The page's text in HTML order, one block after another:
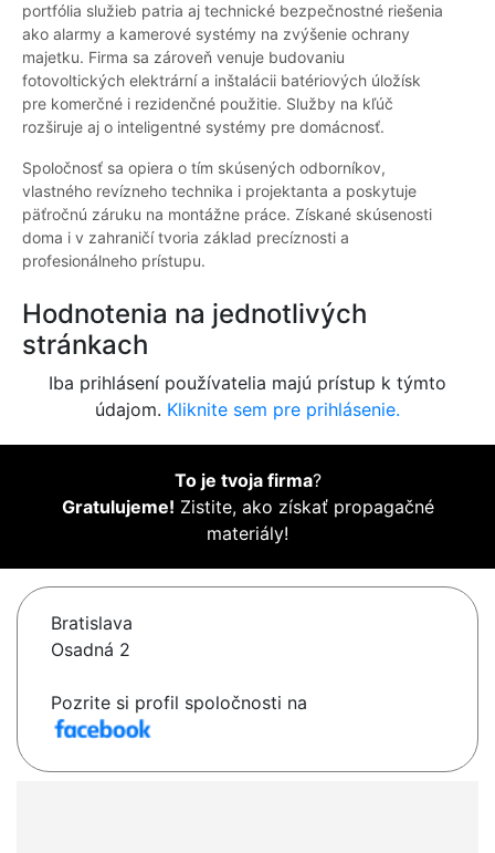
portfólia služieb patria aj technické bezpečnostné riešenia
ako alarmy a kamerové systémy na zvýšenie ochrany
majetku. Firma sa zároveň venuje budovaniu
fotovoltických elektrární a inštalácii batériových úložísk
pre komerčné i rezidenčné použitie. Služby na kľúč
rozširuje aj o inteligentné systémy pre domácnosť.
Spoločnosť sa opiera o tím skúsených odborníkov,
vlastného revízneho technika i projektanta a poskytuje
päťročnú záruku na montážne práce. Získané skúsenosti
doma i v zahraničí tvoria základ precíznosti a
profesionálneho prístupu.
Hodnotenia na jednotlivých
stránkach
Iba prihlásení používatelia majú prístup k týmto
údajom. Kliknite sem pre prihlásenie.
To je tvoja firma?
Gratulujeme! Zistite, ako získať propagačné
materiály!
Bratislava
Osadná 2
Pozrite si profil spoločnosti na